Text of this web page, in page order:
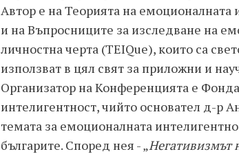
Автор е на Теорията на емоционалната
и на Въпросниците за изследване на
личностна черта (TEIQue), които са
използват в цял свят за приложни и
Организатор на Конференцията е
интелигентност, чийто основател д-р
темата за емоционалната
българите. Според нея - „Негативизмът